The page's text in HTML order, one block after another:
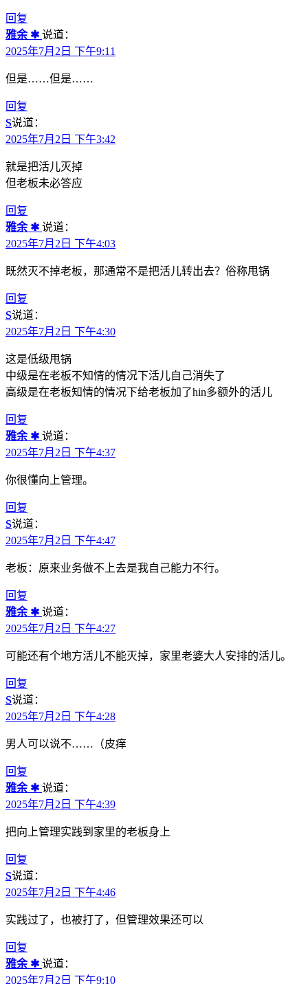
回复
雅余 ✱ 说道：
2025年7月2日 下午9:11
但是……但是……
回复
S说道：
2025年7月2日 下午3:42
就是把活儿灭掉
但老板未必答应
回复
雅余 ✱ 说道：
2025年7月2日 下午4:03
既然灭不掉老板，那通常不是把活儿转出去？俗称甩锅
回复
S说道：
2025年7月2日 下午4:30
这是低级甩锅
中级是在老板不知情的情况下活儿自己消失了
高级是在老板知情的情况下给老板加了hin多额外的活儿
回复
雅余 ✱ 说道：
2025年7月2日 下午4:37
你很懂向上管理。
回复
S说道：
2025年7月2日 下午4:47
老板：原来业务做不上去是我自己能力不行。
回复
雅余 ✱ 说道：
2025年7月2日 下午4:27
可能还有个地方活儿不能灭掉，家里老婆大人安排的活儿。
回复
S说道：
2025年7月2日 下午4:28
男人可以说不……（皮痒
回复
雅余 ✱ 说道：
2025年7月2日 下午4:39
把向上管理实践到家里的老板身上
回复
S说道：
2025年7月2日 下午4:46
实践过了，也被打了，但管理效果还可以
回复
雅余 ✱ 说道：
2025年7月2日 下午9:10